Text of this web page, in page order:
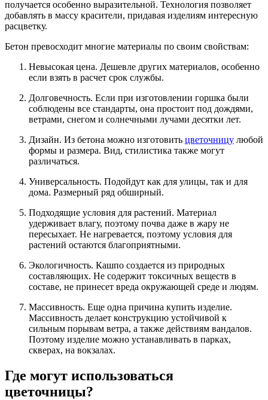
получается особенно выразительной. Технология позволяет
добавлять в массу красители, придавая изделиям интересную
расцветку.
Бетон превосходит многие материалы по своим свойствам:
Невысокая цена. Дешевле других материалов, особенно
если взять в расчет срок службы.
Долговечность. Если при изготовлении горшка были
соблюдены все стандарты, она простоит под дождями,
ветрами, снегом и солнечными лучами десятки лет.
Дизайн. Из бетона можно изготовить цветочницу любой
формы и размера. Вид, стилистика также могут
различаться.
Универсальность. Подойдут как для улицы, так и для
дома. Размерный ряд обширный.
Подходящие условия для растений. Материал
удерживает влагу, поэтому почва даже в жару не
пересыхает. Не нагревается, поэтому условия для
растений остаются благоприятными.
Экологичность. Кашпо создается из природных
составляющих. Не содержит токсичных веществ в
составе, не принесет вреда окружающей среде и людям.
Массивность. Еще одна причина купить изделие.
Массивность делает конструкцию устойчивой к
сильным порывам ветра, а также действиям вандалов.
Поэтому изделие можно устанавливать в парках,
скверах, на вокзалах.
Где могут использоваться
цветочницы?